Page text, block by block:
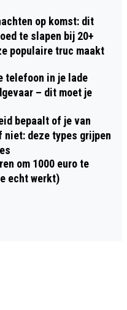
op komst: dit
te slapen bij 20+
populaire truc maakt
telefoon in je lade
– dit moet je
bepaalt of je van
niet: deze types grijpen
om 1000 euro te
echt werkt)